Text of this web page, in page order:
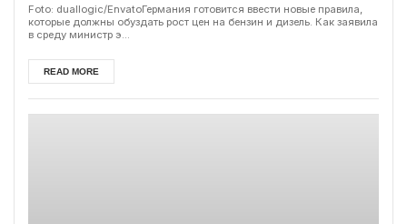
Foto: duallogic/EnvatoГермания готовится ввести новые правила,
которые должны обуздать рост цен на бензин и дизель. Как заявила
в среду министр э...
READ MORE